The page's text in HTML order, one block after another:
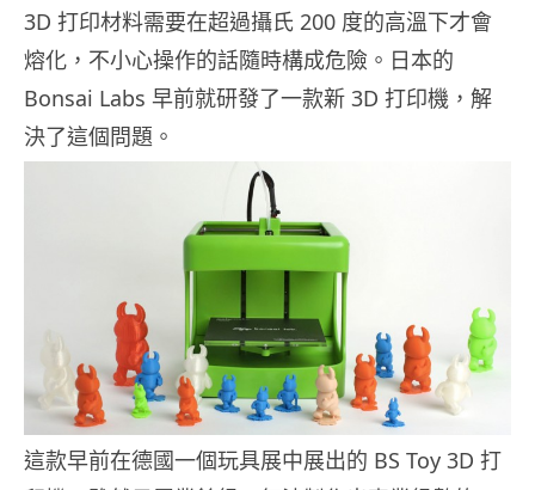
3D 打印材料需要在超過攝氏 200 度的高溫下才會
熔化，不小心操作的話隨時構成危險。日本的
Bonsai Labs 早前就研發了一款新 3D 打印機，解
決了這個問題。
這款早前在德國一個玩具展中展出的 BS Toy 3D 打